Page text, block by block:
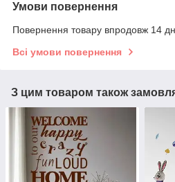
Умови повернення
Повернення товару впродовж 14
Всі умови повернення
З цим товаром також